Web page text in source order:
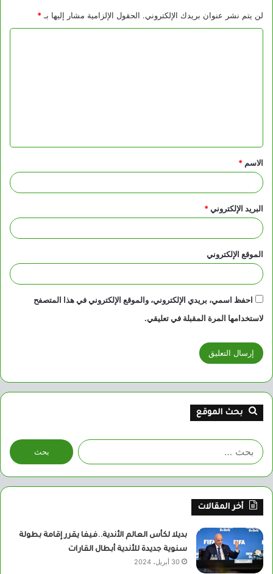
لن يتم نشر عنوان بريدك الإلكتروني. الحقول الإلزامية مشار إليها بـ*
ق
*
الاسم *
البريد الإلكتروني*
الموقع الإلكتروني
احفظ اسمي، بريدي الإلكتروني، والموقع الإلكتروني في هذا المتصفح
لاستخدامها المرة المقبلة في تعليقي.
بحث الموقع
البحث
عن:
أخر المقالات
بديلا لكأس العالم الأندية..فيفا يقرر إقامة بطولة
سنوية جديدة للأندية أبطال القارات
30 أبريل، 2024